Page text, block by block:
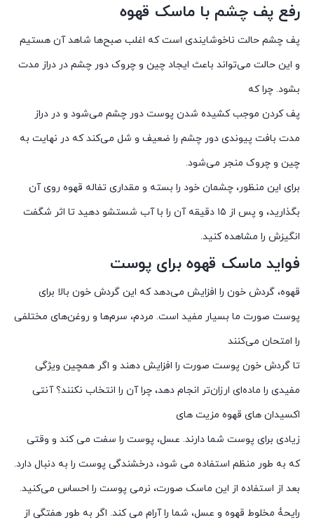
رفع پف چشم با ماسک قهوه
پف چشم حالت ناخوشایندی است که اغلب صبح‌ها شاهد آن هستیم
و این حالت می‌تواند باعث ایجاد چین و چروک دور چشم در دراز مدت
بشود. چرا که
پف کردن موجب کشیده شدن پوست دور چشم می‌شود و در دراز
مدت بافت پیوندی دور چشم را ضعیف و شل می‌کند که در نهایت به
چین و چروک منجر می‌شود.
برای این منظور، چشمان خود را بسته و مقداری تفاله قهوه روی آن
بگذارید، و پس از ۱۵ دقیقه آن را با آب شستشو دهید تا اثر شگفت
انگیزش را مشاهده کنید.
فواید ماسک قهوه برای پوست
قهوه، گردش خون را افزایش می‌دهد که این گردش خون بالا برای
پوست صورت ما بسیار مفید است. مردم، سرم‌ها و روغن‌های مختلفی
را امتحان می‌کنند
تا گردش خون پوست صورت را افزایش دهند و اگر همچین ویژگی
مفیدی را ماده‌ای ارزان‌تر انجام دهد، چرا آن را انتخاب نکنند؟ آنتی
اکسیدان های قهوه مزیت های
زیادی برای پوست شما دارند. عسل، پوست را سفت می کند و وقتی
که به طور منظم استفاده می شود، درخشندگی پوست را به دنبال دارد.
بعد از استفاده از این ماسک صورت، نرمی پوست را احساس می‌کنید.
رایحۀ مخلوط قهوه و عسل، شما را آرام می کند. اگر به طور هفتگی از